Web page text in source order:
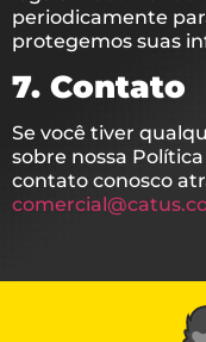
periodicamente
protegemos suas
7. Contato
Se você tiver
sobre nossa
contato conosco